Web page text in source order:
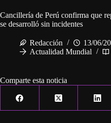
Cancillería de Perú confirma que
se desarrolló sin incidentes
Redacción
13/06/
Actualidad Mundial
Comparte esta noticia